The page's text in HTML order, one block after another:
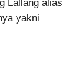
Lallang alias
yakni